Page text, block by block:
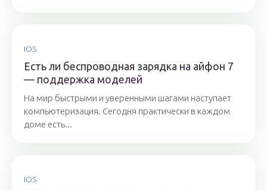
IOS
Есть ли беспроводная зарядка на айфон 7
— поддержка моделей
На мир быстрыми и уверенными шагами наступает
компьютеризация. Сегодня практически в каждом
доме есть...
IOS